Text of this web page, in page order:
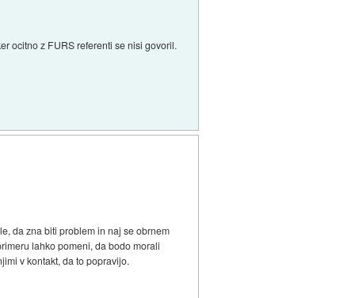
ocitno z FURS referenti se nisi govoril.
da zna biti problem in naj se obrnem
lahko pomeni, da bodo morali
v kontakt, da to popravijo.